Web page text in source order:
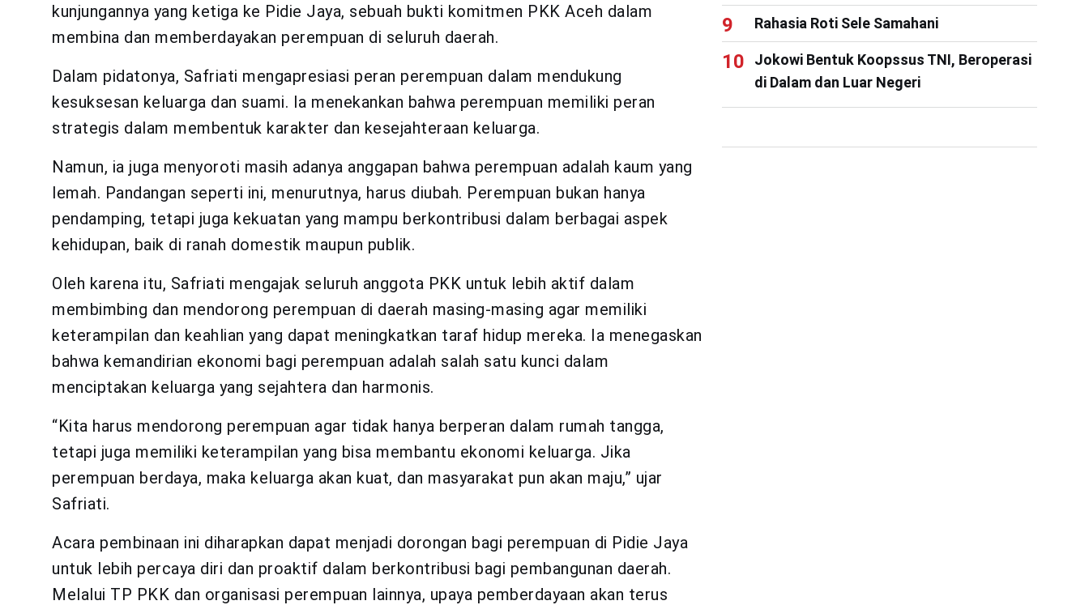
kunjungannya yang ketiga ke Pidie Jaya, sebuah bukti komitmen PKK Aceh dalam
membina dan memberdayakan perempuan di seluruh daerah.
Dalam pidatonya, Safriati mengapresiasi peran perempuan dalam mendukung
kesuksesan keluarga dan suami. Ia menekankan bahwa perempuan memiliki peran
strategis dalam membentuk karakter dan kesejahteraan keluarga.
Namun, ia juga menyoroti masih adanya anggapan bahwa perempuan adalah kaum yang
lemah. Pandangan seperti ini, menurutnya, harus diubah. Perempuan bukan hanya
pendamping, tetapi juga kekuatan yang mampu berkontribusi dalam berbagai aspek
kehidupan, baik di ranah domestik maupun publik.
Oleh karena itu, Safriati mengajak seluruh anggota PKK untuk lebih aktif dalam
membimbing dan mendorong perempuan di daerah masing-masing agar memiliki
keterampilan dan keahlian yang dapat meningkatkan taraf hidup mereka. Ia menegaskan
bahwa kemandirian ekonomi bagi perempuan adalah salah satu kunci dalam
menciptakan keluarga yang sejahtera dan harmonis.
“Kita harus mendorong perempuan agar tidak hanya berperan dalam rumah tangga,
tetapi juga memiliki keterampilan yang bisa membantu ekonomi keluarga. Jika
perempuan berdaya, maka keluarga akan kuat, dan masyarakat pun akan maju,” ujar
Safriati.
Acara pembinaan ini diharapkan dapat menjadi dorongan bagi perempuan di Pidie Jaya
untuk lebih percaya diri dan proaktif dalam berkontribusi bagi pembangunan daerah.
Melalui TP PKK dan organisasi perempuan lainnya, upaya pemberdayaan akan terus
Rahasia Roti Sele Samahani
Jokowi Bentuk Koopssus TNI, Beroperasi
di Dalam dan Luar Negeri